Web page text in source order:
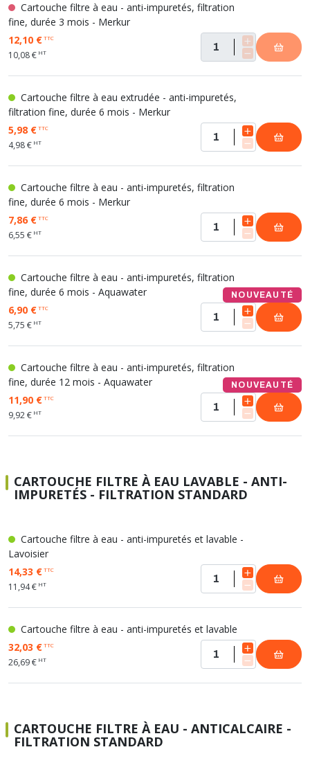
Cartouche filtre à eau - anti-impuretés, filtration
fine, durée 3 mois - Merkur
12,10 €TTC
10,08 € HT
Cartouche filtre à eau extrudée - anti-impuretés,
filtration fine, durée 6 mois - Merkur
5,98 €TTC
4,98 € HT
Cartouche filtre à eau - anti-impuretés, filtration
fine, durée 6 mois - Merkur
7,86 €TTC
6,55 € HT
Cartouche filtre à eau - anti-impuretés, filtration
fine, durée 6 mois - Aquawater
NOUVEAUTÉ
6,90 €TTC
5,75 € HT
Cartouche filtre à eau - anti-impuretés, filtration
fine, durée 12 mois - Aquawater
NOUVEAUTÉ
11,90 €TTC
9,92 € HT
CARTOUCHE FILTRE À EAU LAVABLE - ANTI-
IMPURETÉS - FILTRATION STANDARD
Cartouche filtre à eau - anti-impuretés et lavable -
Lavoisier
14,33 €TTC
11,94 € HT
Cartouche filtre à eau - anti-impuretés et lavable
32,03 €TTC
26,69 € HT
CARTOUCHE FILTRE À EAU - ANTICALCAIRE -
FILTRATION STANDARD